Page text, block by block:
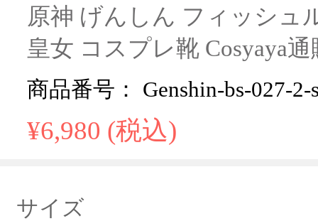
原神 げんしん フィッシュ
皇女 コスプレ靴 Cosyaya
商品番号： Genshin-bs-027-2-
¥6,980 (税込)
サイズ